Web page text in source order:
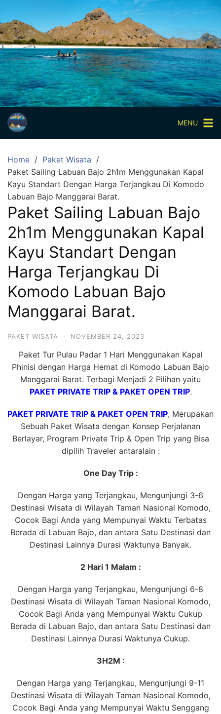
content
Paket
Wisata
Sharing
Trip
Komodo
Paket
Wisata
Open
Pulau
Komodo
Labuan
Bajo
3
Hari
2
Malam,
2
Hari
Malam
Hari
Penuh
MENU
Home
Paket Wisata
Paket Sailing Labuan Bajo 2h1m Menggunakan Kapal
Kayu Standart Dengan Harga Terjangkau Di Komodo
Labuan Bajo Manggarai Barat.
Paket Sailing Labuan Bajo
2h1m Menggunakan Kapal
Kayu Standart Dengan
Harga Terjangkau Di
Komodo Labuan Bajo
Manggarai Barat.
PAKET WISATA · NOVEMBER 24, 2023
Paket Tur Pulau Padar 1 Hari Menggunakan Kapal
Phinisi dengan Harga Hemat di Komodo Labuan Bajo
Manggarai Barat. Terbagi Menjadi 2 Pilihan yaitu
PAKET PRIVATE TRIP & PAKET OPEN TRIP.
PAKET PRIVATE TRIP & PAKET OPEN TRIP, Merupakan
Sebuah Paket Wisata dengan Konsep Perjalanan
Berlayar, Program Private Trip & Open Trip yang Bisa
dipilih Traveler antaralain :
One Day Trip :
Dengan Harga yang Terjangkau, Mengunjungi 3-6
Destinasi Wisata di Wilayah Taman Nasional Komodo,
Cocok Bagi Anda yang Mempunyai Waktu Terbatas
Berada di Labuan Bajo, dan antara Satu Destinasi dan
Destinasi Lainnya Durasi Waktunya Banyak.
2 Hari 1 Malam :
Dengan Harga yang Terjangkau, Mengunjungi 6-8
Destinasi Wisata di Wilayah Taman Nasional Komodo,
Cocok Bagi Anda yang Mempunyai Waktu Cukup
Berada di Labuan Bajo, dan antara Satu Destinasi dan
Destinasi Lainnya Durasi Waktunya Cukup.
3H2M :
Dengan Harga yang Terjangkau, Mengunjungi 9-11
Destinasi Wisata di Wilayah Taman Nasional Komodo,
Cocok Bagi Anda yang Mempunyai Waktu Senggang